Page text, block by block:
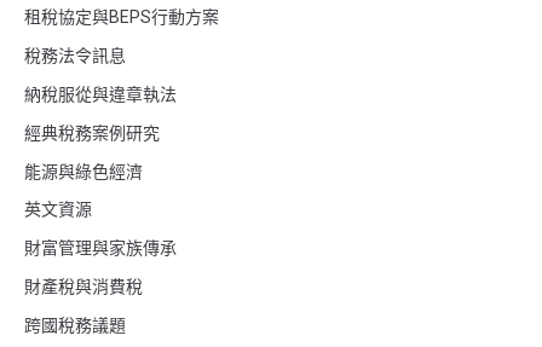
租稅協定與BEPS行動方案
稅務法令訊息
納稅服從與違章執法
經典稅務案例研究
能源與綠色經濟
英文資源
財富管理與家族傳承
財產稅與消費稅
跨國稅務議題